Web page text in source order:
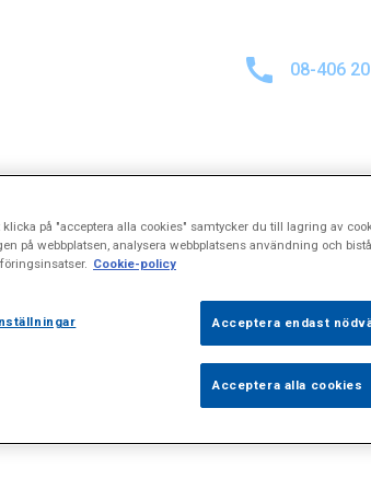
08-406
C-Medical
klicka på "acceptera alla cookies" samtycker du till lagring av
på webbplatsen, analysera webbplatsens användning och
Cookie-policy
Acceptera endast
Acceptera alla cookies